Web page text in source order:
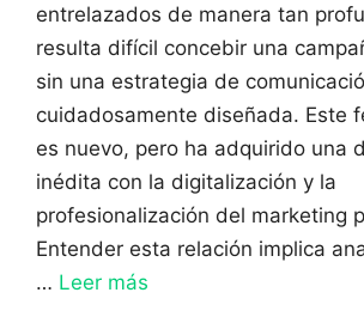
entrelazados de manera tan
resulta difícil concebir una
sin una estrategia de
cuidadosamente diseñada. Este
es nuevo, pero ha adquirido una
inédita con la digitalización y la
profesionalización del marketing
Entender esta relación implica
… Leer más